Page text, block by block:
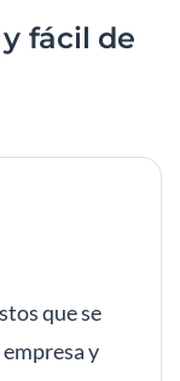
y fácil de
que se
y